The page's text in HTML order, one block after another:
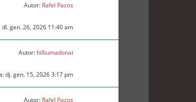
Autor: Rafel Pazos
dl. gen. 26, 2026 11:40 am
Autor: hilliumadonai
dj. gen. 15, 2026 3:17 pm
Autor: Rafel Pazos